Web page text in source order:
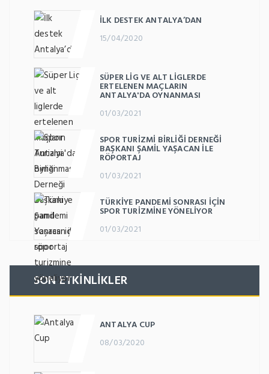
İLK DESTEK ANTALYA’DAN
15/04/2020
SÜPER LIG VE ALT LIGLERDE
ERTELENEN MAÇLARIN
ANTALYA'DA OYNANMASI
01/03/2021
SPOR TURIZMI BIRLIĞI DERNEĞI
BAŞKANI ŞAMIL YAŞACAN ILE
RÖPORTAJ
01/03/2021
TÜRKIYE PANDEMI SONRASI IÇIN
SPOR TURIZMINE YÖNELIYOR
01/03/2021
SON ETKINLIKLER
ANTALYA CUP
08/03/2020